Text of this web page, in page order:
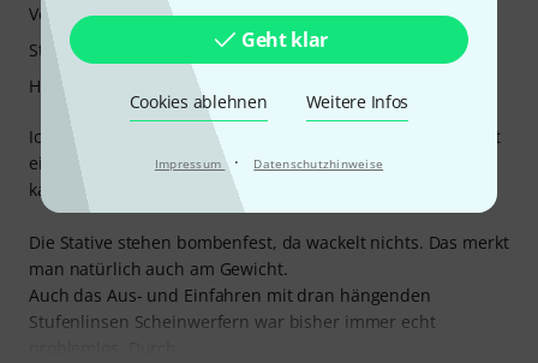
Geht klar
Cookies ablehnen Weitere Infos
Impressum · Datenschutzhinweise
Ich benutze die Stative hauptsächlich dafür, dass ich damit
ein Orchester von oben in ein angenehmes Licht setzen
kann ohne die Musiker zu blenden.
Die Stative stehen bombenfest, da wackelt nichts. Das merkt
man natürlich auch am Gewicht.
Auch das Aus- und Einfahren mit dran hängenden
Stufenlinsen Scheinwerfern war bisher immer echt
Verarbeitung
Stabilität
Handling